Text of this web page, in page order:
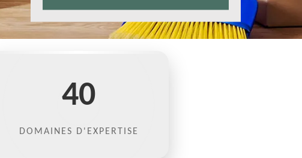
40
DOMAINES D'EXPERTISE